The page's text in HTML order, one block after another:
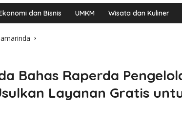
dan Bisnis UMKM Wisata dan Kuliner
Bahas Raperda
Layanan Gratis